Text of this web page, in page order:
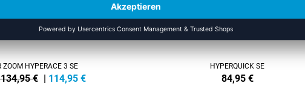
ZOOM HYPERACE 3 SE
€ | 114,95 €
HYPERQUICK SE
84,95 €